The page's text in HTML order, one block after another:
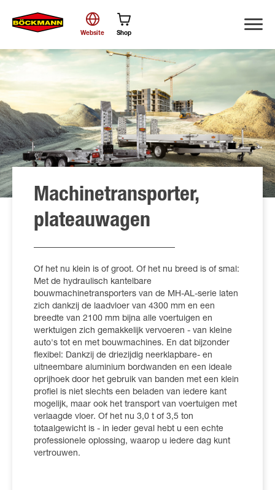
Zoek
Website Shop
Machinetransporter,
plateauwagen
Of het nu klein is of groot. Of het nu breed is of smal:
Met de hydraulisch kantelbare
bouwmachinetransporters van de MH-AL-serie laten
zich dankzij de laadvloer van 4300 mm en een
breedte van 2100 mm bijna alle voertuigen en
werktuigen zich gemakkelijk vervoeren - van kleine
auto's tot en met bouwmachines. En dat bijzonder
flexibel: Dankzij de driezijdig neerklapbare- en
uitneembare aluminium bordwanden en een ideale
oprijhoek door het gebruik van banden met een klein
profiel is niet slechts een beladen van iedere kant
mogelijk, maar ook het transport van voertuigen met
verlaagde vloer. Of het nu 3,0 t of 3,5 ton
totaalgewicht is - in ieder geval hebt u een echte
professionele oplossing, waarop u iedere dag kunt
vertrouwen.